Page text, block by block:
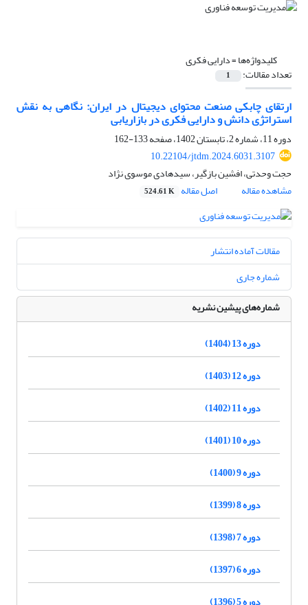
کلیدواژه‌ها =دارایی فکری
تعداد مقالات: 1
ارتقای چابکی صنعت محتوای دیجیتال در ایران: نگاهی به نقش
استراتژی دانش و دارایی فکری در بازاریابی
دوره 11، شماره 2، تابستان 1402، صفحه
133-162
10.22104/jtdm.2024.6031.3107
حجت وحدتی، افشین بازگیر، سیدهادی موسوی نژاد
مشاهده مقاله
اصل مقاله 524.61 K
مقالات آماده انتشار
شماره جاری
شماره‌های پیشین نشریه
دوره 13 (1404)
دوره 12 (1403)
دوره 11 (1402)
دوره 10 (1401)
دوره 9 (1400)
دوره 8 (1399)
دوره 7 (1398)
دوره 6 (1397)